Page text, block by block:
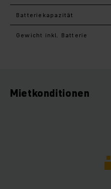
Batteriekapazität
Gewicht inkl. Batterie
Mietkonditionen